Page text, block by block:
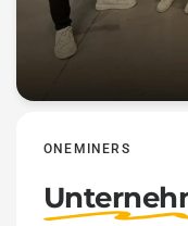
ONEMINERS